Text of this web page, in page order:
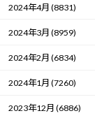
2024年4月 (8831)
2024年3月 (8959)
2024年2月 (6834)
2024年1月 (7260)
2023年12月 (6886)